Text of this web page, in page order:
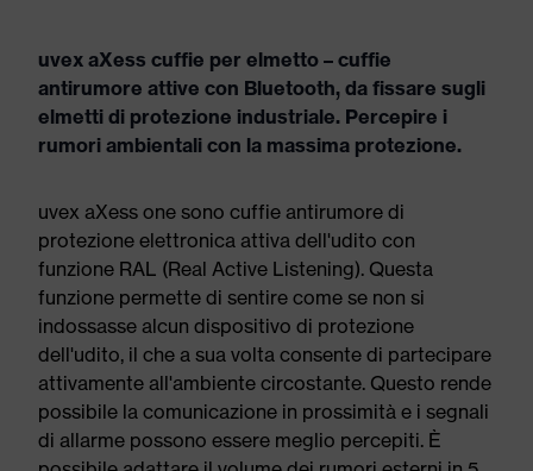
uvex aXess cuffie per elmetto – cuffie
antirumore attive con Bluetooth, da fissare sugli
elmetti di protezione industriale. Percepire i
rumori ambientali con la massima protezione.
uvex aXess one sono cuffie antirumore di
protezione elettronica attiva dell'udito con
funzione RAL (Real Active Listening). Questa
funzione permette di sentire come se non si
indossasse alcun dispositivo di protezione
dell'udito, il che a sua volta consente di partecipare
attivamente all'ambiente circostante. Questo rende
possibile la comunicazione in prossimità e i segnali
di allarme possono essere meglio percepiti. È